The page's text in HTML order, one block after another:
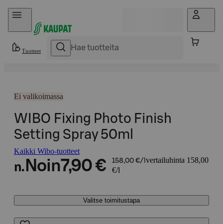
Hyppää sisältöön
Tuotteet
Ei valikoimassa
WIBO Fixing Photo Finish
Setting Spray 50ml
Kaikki Wibo-tuotteet
n. Noin7,90 € 158,00 €/l vertailuhinta 158,00
€/l
Valitse toimitustapa